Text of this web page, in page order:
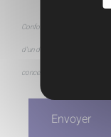
Conformément à la loi
d'un droit d’accès, de
concernant. Afin d'exercer ce